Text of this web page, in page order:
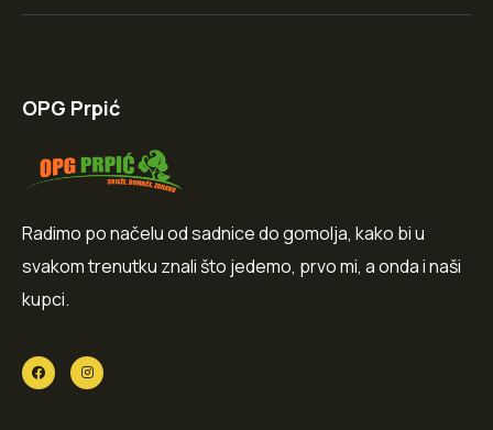
OPG Prpić
Radimo po načelu od sadnice do gomolja, kako bi u
svakom trenutku znali što jedemo, prvo mi, a onda i naši
kupci.